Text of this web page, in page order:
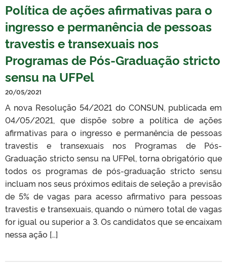
Política de ações afirmativas para o
ingresso e permanência de pessoas
travestis e transexuais nos
Programas de Pós-Graduação stricto
sensu na UFPel
20/05/2021
A nova Resolução 54/2021 do CONSUN, publicada em
04/05/2021, que dispõe sobre a política de ações
afirmativas para o ingresso e permanência de pessoas
travestis e transexuais nos Programas de Pós-
Graduação stricto sensu na UFPel, torna obrigatório que
todos os programas de pós-graduação stricto sensu
incluam nos seus próximos editais de seleção a previsão
de 5% de vagas para acesso afirmativo para pessoas
travestis e transexuais, quando o número total de vagas
for igual ou superior a 3. Os candidatos que se encaixam
nessa ação […]